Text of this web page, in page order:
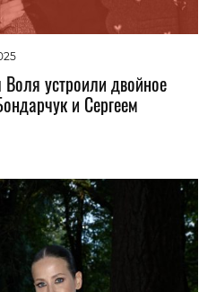
устроили двойное
и Сергеем